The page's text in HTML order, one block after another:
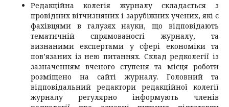
Редакційна колегія журналу складається з
провідних вітчизняних і зарубіжних учених, які є
фахівцями в галузях науки, що відповідають
тематичній спрямованості журналу, та
визнаними експертами у сфері економіки та
пов’язаних із нею питаннях. Склад редколегії із
зазначенням вченого ступеня та місця роботи
розміщено на сайті журналу. Головний та
відповідальний редактори редакційної колегії
журналу регулярно інформують членів